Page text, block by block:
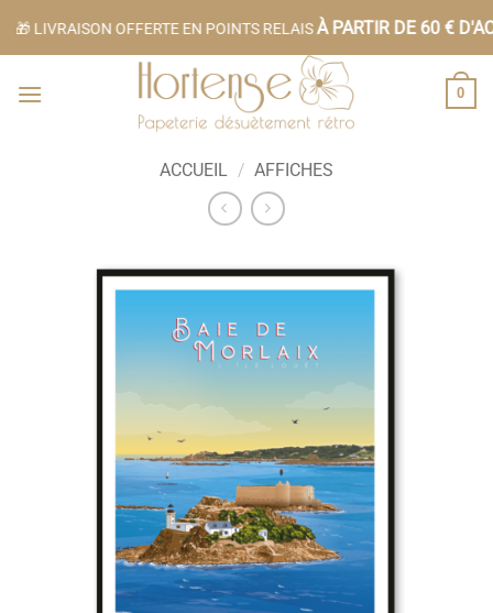
au
LIVRAISON OFFERTE EN POINTS RELAISÀ PARTIR DE 60 €
0
ACCUEIL / AFFICHES